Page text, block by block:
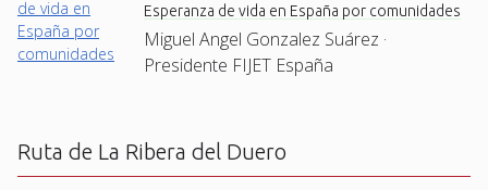
Esperanza de vida en España por comunidades
Miguel Angel Gonzalez Suárez ·
Presidente FIJET España
Ruta de La Ribera del Duero